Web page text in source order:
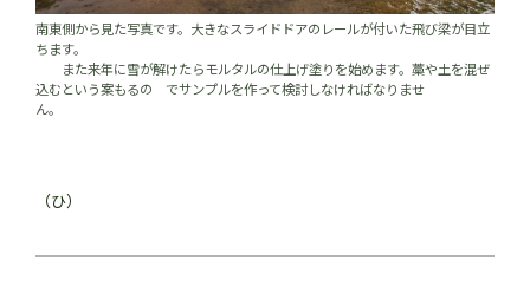
南東側から見た写真です。大きなスライドドアのレールが付いた飛び梁が目立
ちます。
また来年に雪が解けたらモルタルの仕上げ塗りを始めます。藁や土を混ぜ
込むという案もるの でサンプルを作って検討しなければなりませ
ん。
（ひ）